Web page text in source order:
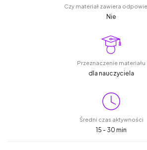
Czy materiał zawiera
Nie
Przeznaczenie materiału
dla nauczyciela
Średni czas aktywności
15 - 30 min